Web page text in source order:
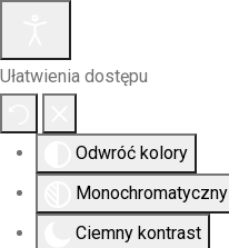
Ułatwienia dostępu
Odwróć kolory
Monochromatyczny
Ciemny kontrast